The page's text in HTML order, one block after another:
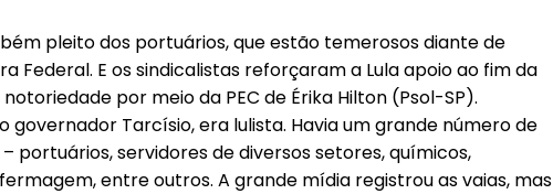
pleito dos portuários, que estão temerosos diante de
Federal. E os sindicalistas reforçaram a Lula apoio ao fim da
por meio da PEC de Érika Hilton (Psol-SP).
governador Tarcísio, era lulista. Havia um grande número de
portuários, servidores de diversos setores, químicos,
entre outros. A grande mídia registrou as vaias, mas